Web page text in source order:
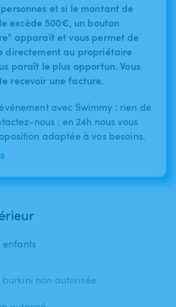
et si le montant de
excède 500€, un bouton
apparaît et vous permet de
directement au propriétaire
paraît le plus opportun. Vous
recevoir une facture.
avec Swimmy : rien de
nous : en 24h nous vous
adaptée à vos besoins.
enfants
non autorisée